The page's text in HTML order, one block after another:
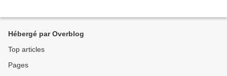
Hébergé par Overblog
Top articles
Pages